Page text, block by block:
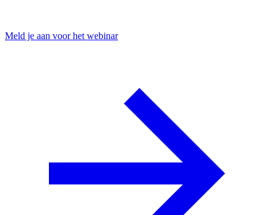
Meld je aan voor het webinar